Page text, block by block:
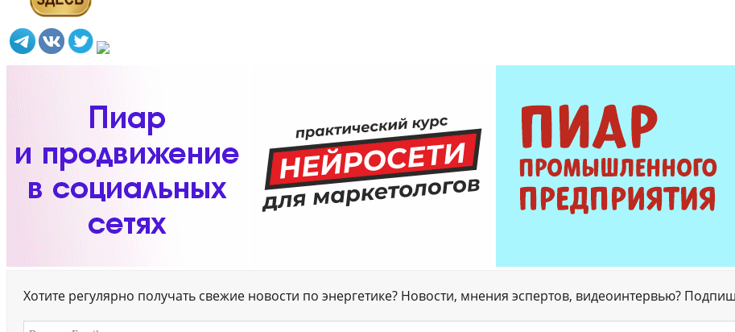
Хотите регулярно получать свежие новости по энергетике? Новости, мнения эспертов, видеоинтервью?